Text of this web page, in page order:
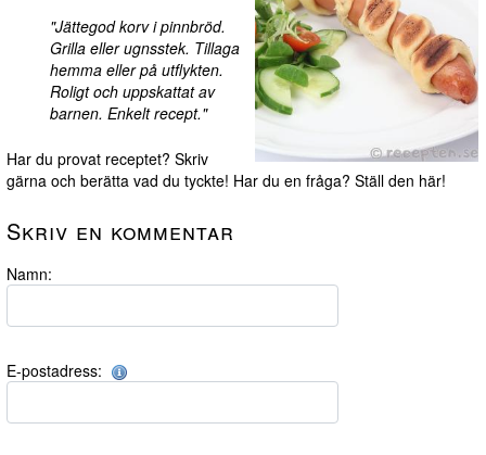
"Jättegod korv i pinnbröd.
Grilla eller ugnsstek. Tillaga
hemma eller på utflykten.
Roligt och uppskattat av
barnen. Enkelt recept."
Har du provat receptet? Skriv
gärna och berätta vad du tyckte! Har du en fråga? Ställ den här!
Skriv en kommentar
Namn:
E-postadress: